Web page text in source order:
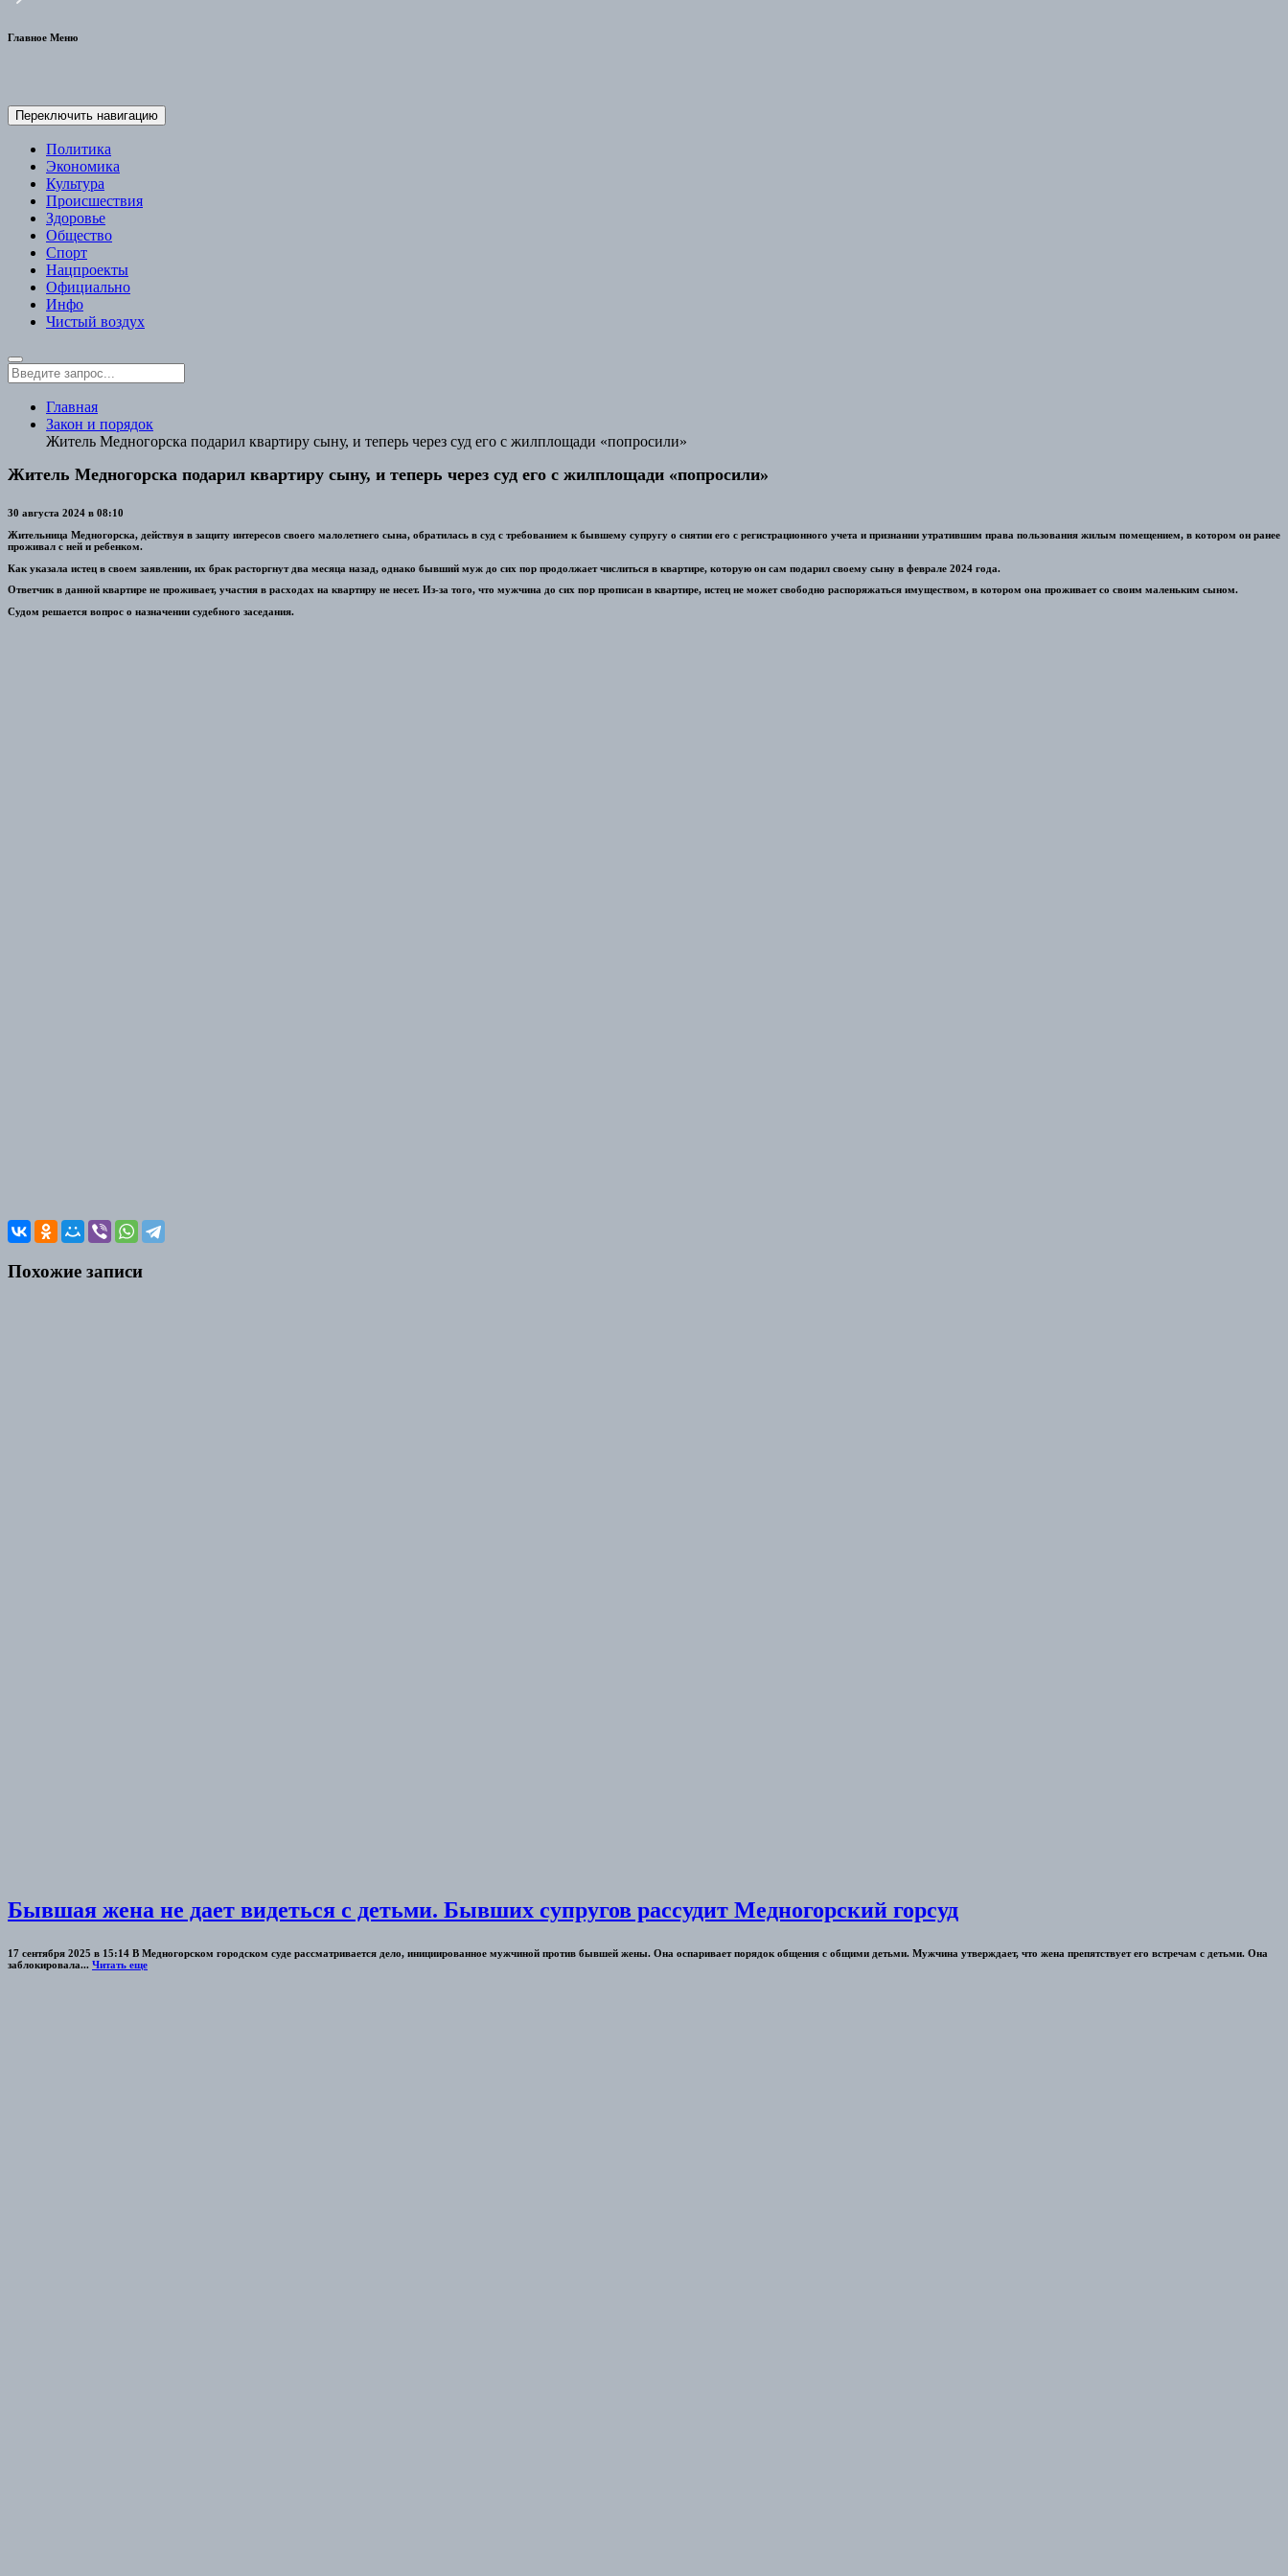
Главное Меню
Переключить навигацию
Политика
Экономика
Культура
Происшествия
Здоровье
Общество
Спорт
Нацпроекты
Официально
Инфо
Чистый воздух
Главная
Закон и порядок
Житель Медногорска подарил квартиру сыну, и теперь через суд его с жилплощади «попросили»
Житель Медногорска подарил квартиру сыну, и теперь через суд его с жилплощади «попросили»
30 августа 2024 в 08:10
Жительница Медногорска, действуя в защиту интересов своего малолетнего сына, обратилась в суд с требованием к бывшему супругу о снятии его с регистрационного учета и признании утратившим права пользования жилым помещением, в котором он ранее
проживал с ней и ребенком.
Как указала истец в своем заявлении, их брак расторгнут два месяца назад, однако бывший муж до сих пор продолжает числиться в квартире, которую он сам подарил своему сыну в феврале 2024 года.
Ответчик в данной квартире не проживает, участия в расходах на квартиру не несет. Из-за того, что мужчина до сих пор прописан в квартире, истец не может свободно распоряжаться имуществом, в котором она проживает со своим маленьким сыном.
Судом решается вопрос о назначении судебного заседания.
Похожие записи
Бывшая жена не дает видеться с детьми. Бывших супругов рассудит Медногорский горсуд
17 сентября 2025 в 15:14 В Медногорском городском суде рассматривается дело, инициированное мужчиной против бывшей жены. Она оспаривает порядок общения с общими детьми. Мужчина утверждает, что жена препятствует его встречам с детьми. Она
заблокировала... Читать еще